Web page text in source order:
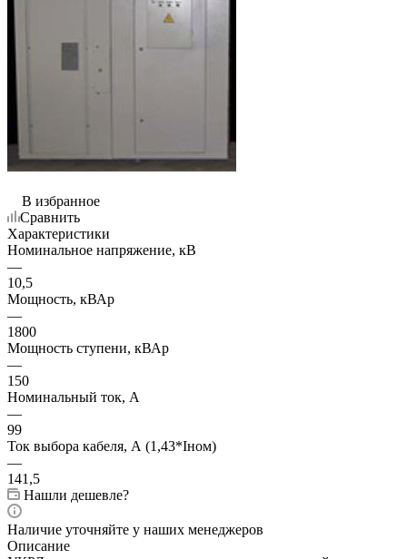
В избранное
Сравнить
Характеристики
Номинальное напряжение, кВ
—
10,5
Мощность, кВАр
—
1800
Мощность ступени, кВАр
—
150
Номинальный ток, А
—
99
Ток выбора кабеля, А (1,43*Iном)
—
141,5
Нашли дешевле?
Наличие уточняйте у наших менеджеров
Описание